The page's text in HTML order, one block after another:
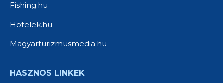
Fishing.hu
Hotelek.hu
Magyarturizmusmedia.hu
HASZNOS LINKEK